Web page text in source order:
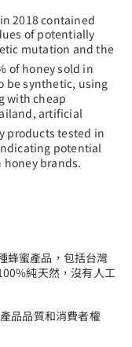
2018 contained
of potentially
mutation and the
of honey sold in
be synthetic, using
with cheap
artificial
products tested in
potential
brands.
蜂蜜產品，包括台灣
純天然，沒有人工
品品質和消費者權